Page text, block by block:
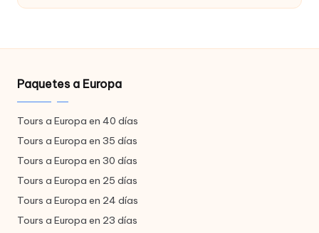
Paquetes a Europa
Tours a Europa en 40 días
Tours a Europa en 35 días
Tours a Europa en 30 días
Tours a Europa en 25 días
Tours a Europa en 24 días
Tours a Europa en 23 días